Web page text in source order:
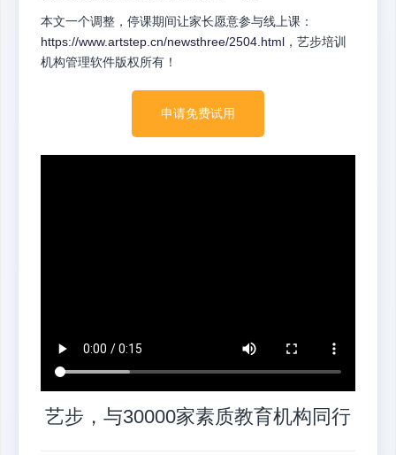
本文一个调整，停课期间让家长愿意参与线上课：
https://www.artstep.cn/newsthree/2504.html ，艺步培训
机构管理软件版权所有！
申请免费试用
艺步，与30000家素质教育机构同行